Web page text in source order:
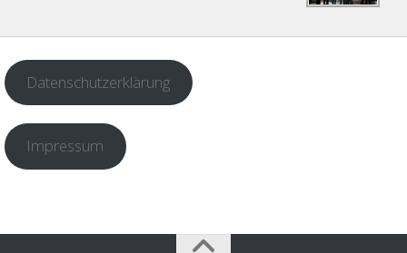
Datenschutzerklärung
Impressum